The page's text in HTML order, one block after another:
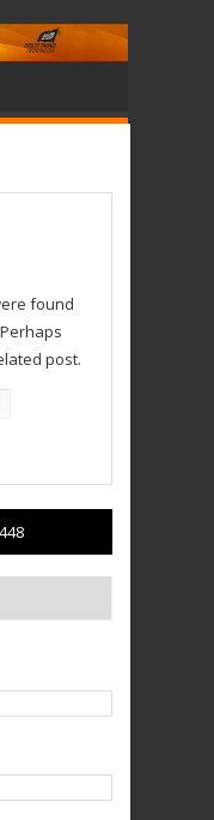
found
post.